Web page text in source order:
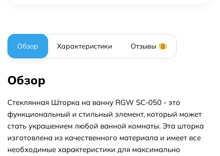
Обзор Характеристики Отзывы 0
Обзор
Стеклянная Шторка на ванну RGW SC-050 - это
функциональный и стильный элемент, который может
стать украшением любой ванной комнаты. Эта шторка
изготовлена из качественного материала и имеет все
необходимые характеристики для максимально